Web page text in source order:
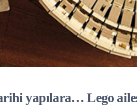
yapılara… Lego